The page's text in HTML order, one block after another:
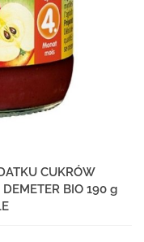
CUKRÓW
BIO 190 g